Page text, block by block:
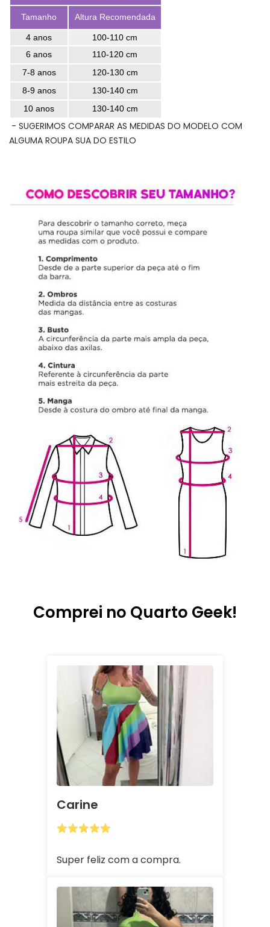
Tamanho Altura Recomendada
4 anos
100-110 cm
6 anos
110-120 cm
7-8 anos
120-130 cm
8-9 anos
130-140 cm
10 anos
130-140 cm
- SUGERIMOS COMPARAR AS MEDIDAS DO MODELO COM
ALGUMA ROUPA SUA DO ESTILO
Comprei no Quarto Geek!
Carine
Super feliz com a compra.